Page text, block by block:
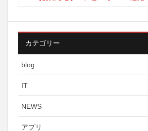
カテゴリー
blog
IT
NEWS
アプリ